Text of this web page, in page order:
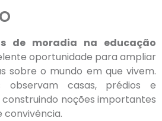
de moradia na educação
oportunidade para ampliar
sobre o mundo em que vivem.
observam casas, prédios e
noções importantes